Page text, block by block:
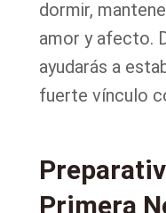
dormir,
amor y afecto.
ayudarás a
fuerte vínculo
Primera